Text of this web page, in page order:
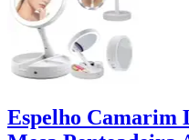
Espelho Camarim